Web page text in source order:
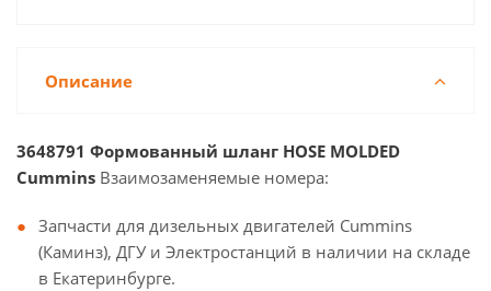
Описание
3648791 Формованный шланг HOSE MOLDED
Cummins Взаимозаменяемые номера:
Запчасти для дизельных двигателей Cummins
(Каминз), ДГУ и Электростанций в наличии на складе
в Екатеринбурге.